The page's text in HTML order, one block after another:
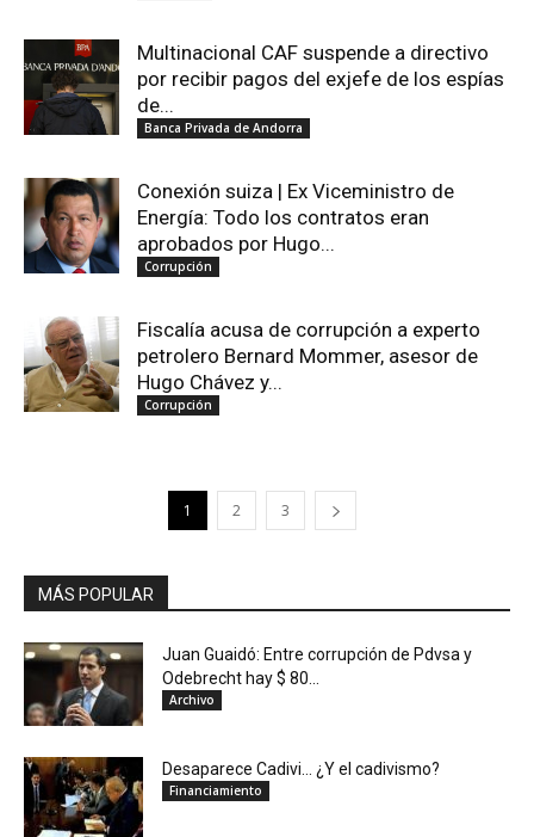
Multinacional CAF suspende a directivo
por recibir pagos del exjefe de los espías
de...
Banca Privada de Andorra
Conexión suiza | Ex Viceministro de
Energía: Todo los contratos eran
aprobados por Hugo...
Corrupción
Fiscalía acusa de corrupción a experto
petrolero Bernard Mommer, asesor de
Hugo Chávez y...
Corrupción
1 2 3
MÁS POPULAR
Juan Guaidó: Entre corrupción de Pdvsa y
Odebrecht hay $ 80...
Archivo
Desaparece Cadivi… ¿Y el cadivismo?
Financiamiento